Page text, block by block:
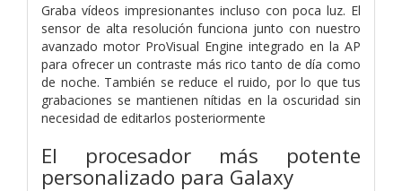
Graba vídeos impresionantes incluso con poca luz. El
sensor de alta resolución funciona junto con nuestro
avanzado motor ProVisual Engine integrado en la AP
para ofrecer un contraste más rico tanto de día como
de noche. También se reduce el ruido, por lo que tus
grabaciones se mantienen nítidas en la oscuridad sin
necesidad de editarlos posteriormente
El procesador más potente
personalizado para Galaxy